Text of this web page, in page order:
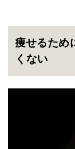
痩せるため
くない